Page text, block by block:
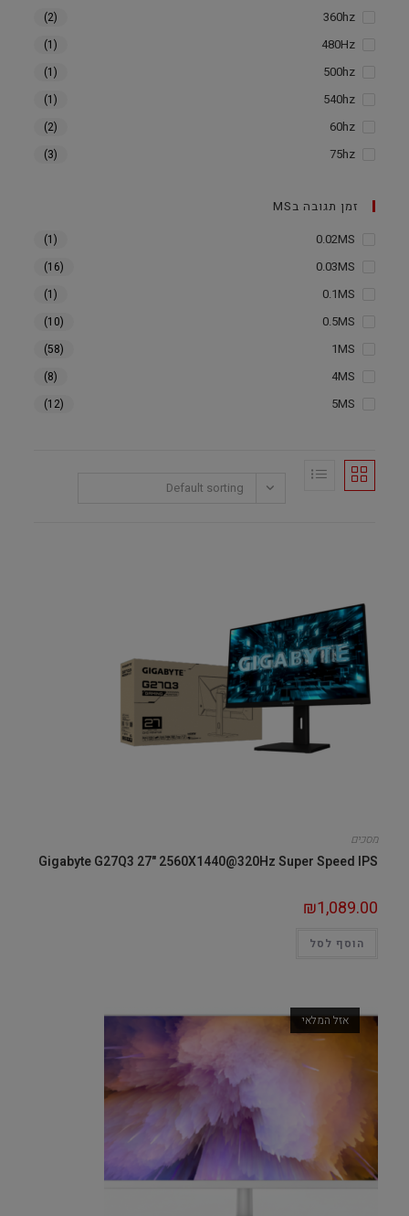
360hz
(2)
480Hz
(1)
500hz
(1)
540hz
(1)
60hz
(2)
75hz
(3)
זמן תגובה בMS
0.02MS
(1)
0.03MS
(16)
0.1MS
(1)
0.5MS
(10)
1MS
(58)
4MS
(8)
5MS
(12)
Default sorting
מסכים
Gigabyte G27Q3 27" 2560X1440@320Hz Super Speed IPS
₪1,089.00
הוסף לסל
אזל המלאי